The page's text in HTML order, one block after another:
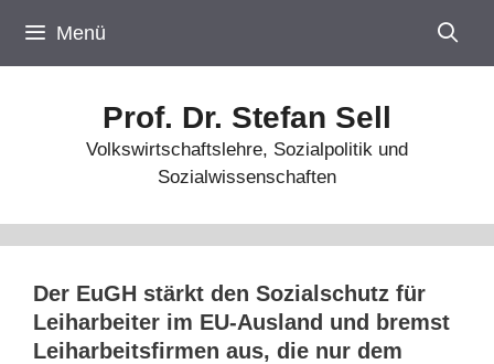
Inhalt
springen
Menü
Prof. Dr. Stefan Sell
Volkswirtschaftslehre, Sozialpolitik und
Sozialwissenschaften
Der EuGH stärkt den Sozialschutz für
Leiharbeiter im EU-Ausland und bremst
Leiharbeitsfirmen aus, die nur dem